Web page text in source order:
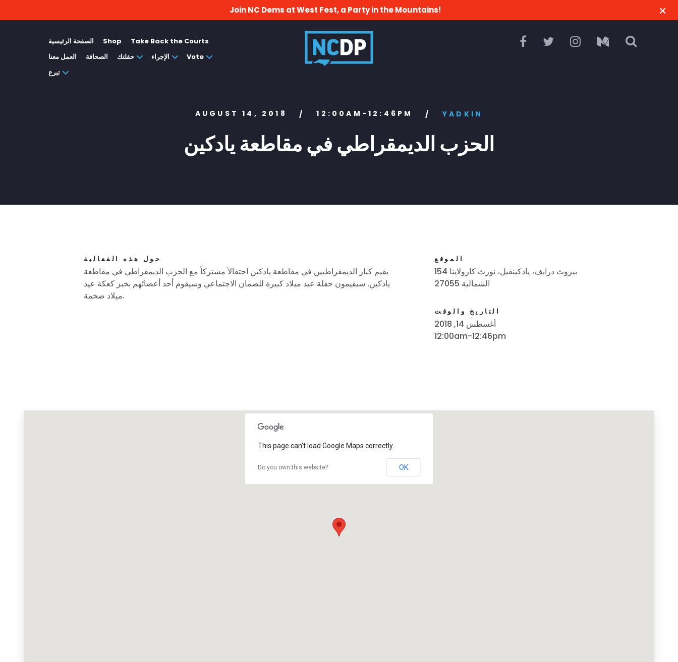
Join NC Dems at West Fest, a Party in the Mountains!
الصفحة الرئيسية Shop
Take Back the Courts
العمل معنا
الصحافة حفلتك الإجراء
Vote
تبرع
AUGUST 14, 2018 / 12:00AM-12:46PM / YADKIN
الحزب الديمقراطي في مقاطعة يادكين
حول هذه الفعالية
يقيم كبار الديمقراطيين في مقاطعة يادكين احتفالاً مشتركاً مع الحزب الديمقراطي في مقاطعة
يادكين. سيقيمون حفلة عيد ميلاد كبيرة للضمان الاجتماعي وسيقوم أحد أعضائهم بخبز كعكة عيد
ميلاد ضخمة.
الموقع
154 بيروث درايف، يادكينفيل، نورث كارولاينا
الشمالية 27055
التاريخ والوقت
أغسطس 14, 2018
12:00am-12:46pm
This page can't load Google Maps correctly.
Do you own this website? OK